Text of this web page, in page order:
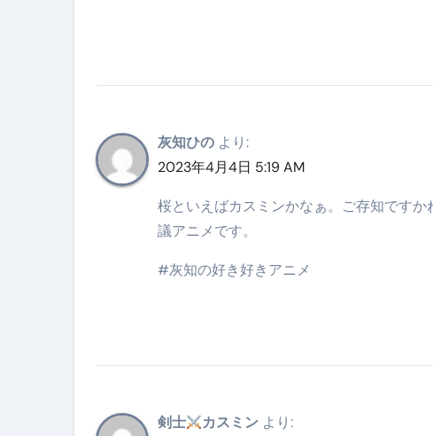
筋トレせずにプロテインを飲み続
【最新版】掛け布団の選び方“完全攻
【2026年最新保存版】エアトリ超
「3秒で整う、新しい栄養補給」 飲
クリスマスの魔法で、心と未来
【最新】手袋の選び方 完全ガイド
電気カミソリ完全ガイド｜深剃り・
灰知ひの より:
2023年4月4日 5:19 AM
桜といえばカスミンかなぁ。ご存知です
議アニメです。
#灰知の好き好きアニメ
剣士 カスミン より: